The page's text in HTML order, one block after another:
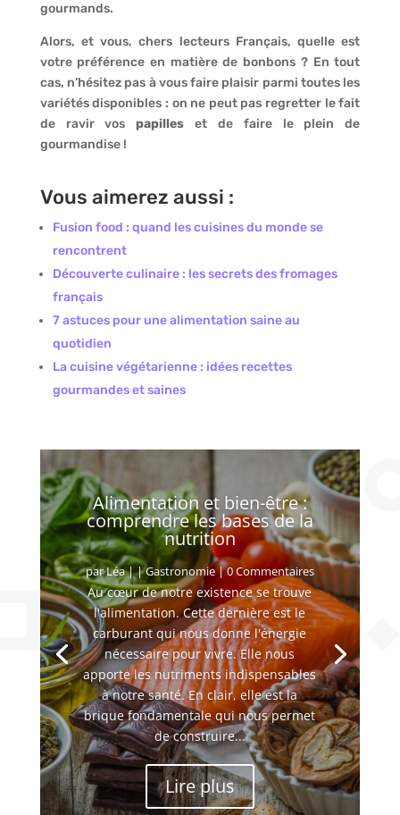
gourmands.
Alors, et vous, chers lecteurs Français, quelle est
votre préférence en matière de bonbons ? En tout
cas, n’hésitez pas à vous faire plaisir parmi toutes les
variétés disponibles : on ne peut pas regretter le fait
de ravir vospapilles et de faire le plein de
gourmandise !
Vous aimerez aussi :
Fusion food : quand les cuisines du monde se
rencontrent
Découverte culinaire : les secrets des fromages
français
7 astuces pour une alimentation saine au
quotidien
La cuisine végétarienne : idées recettes
gourmandes et saines
Alimentation et bien-être :
comprendre les bases de la
nutrition
parLéa||Gastronomie| 0 Commentaires
Au cœur de notre existence se trouve
l'alimentation. Cette dernière est le
carburant qui nous donne l'énergie
nécessaire pour vivre. Elle nous
apporte les nutriments indispensables
à notre santé. En clair, elle est la
brique fondamentale qui nous permet
de construire...
Lire plus